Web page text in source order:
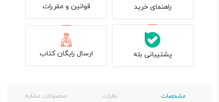
راهنمای خرید قوانین و مقررات
پشتیبانی بله ارسال رایگان کتاب
مشخصات نظرات محصولات مشابه